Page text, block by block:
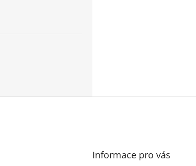
Informace pro vás